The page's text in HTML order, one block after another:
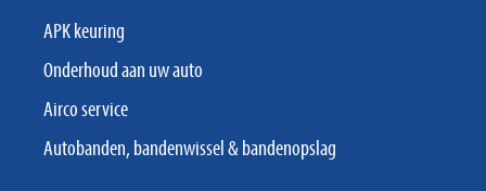
APK keuring
Onderhoud aan uw auto
Airco service
Autobanden, bandenwissel & bandenopslag